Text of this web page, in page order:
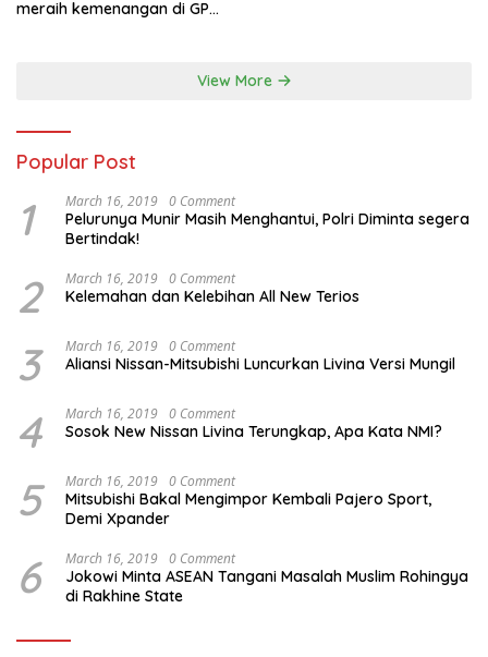
meraih kemenangan di GP
View More
Popular Post
1 March 16, 2019 0 Comment
Pelurunya Munir Masih Menghantui, Polri Diminta segera
Bertindak!
2 March 16, 2019 0 Comment
Kelemahan dan Kelebihan All New Terios
3 March 16, 2019 0 Comment
Aliansi Nissan-Mitsubishi Luncurkan Livina Versi Mungil
4 March 16, 2019 0 Comment
Sosok New Nissan Livina Terungkap, Apa Kata NMI?
5 March 16, 2019 0 Comment
Mitsubishi Bakal Mengimpor Kembali Pajero Sport,
Demi Xpander
6 March 16, 2019 0 Comment
Jokowi Minta ASEAN Tangani Masalah Muslim Rohingya
di Rakhine State